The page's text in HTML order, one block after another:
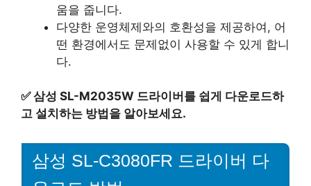
움을 줍니다.
다양한 운영체제와의 호환성을 제공하여, 어
떤 환경에서도 문제없이 사용할 수 있게 합니
다.
✅삼성 SL-M2035W 드라이버를 쉽게 다운로드하
고 설치하는 방법을 알아보세요.
삼성 SL-C3080FR 드라이버 다